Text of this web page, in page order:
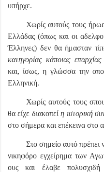
υπήρχε.
Χωρίς αυτούς τους
Ελλάδας (όπως και οι
Έλληνες) δεν θα ήμασταν
κατηγορίας κάποιας επαρχίας
και, ίσως, η γλώσσα την
Ελληνική.
Χωρίς αυτούς τους
θα είχε διακοπείη ιστορική
στο σήμερα και επέκεινα στο
Στο σημείο αυτό πρέπει
νικηφόρο εγχείρημα των
ους και έλαβε